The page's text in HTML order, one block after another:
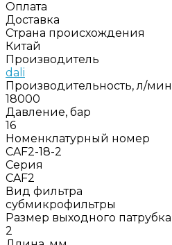
Оплата
Доставка
Страна происхождения
Китай
Производитель
dali
Производительность, л/мин
18000
Давление, бар
16
Номенклатурный номер
CAF2-18-2
Серия
CAF2
Вид фильтра
субмикрофильтры
Размер выходного
2